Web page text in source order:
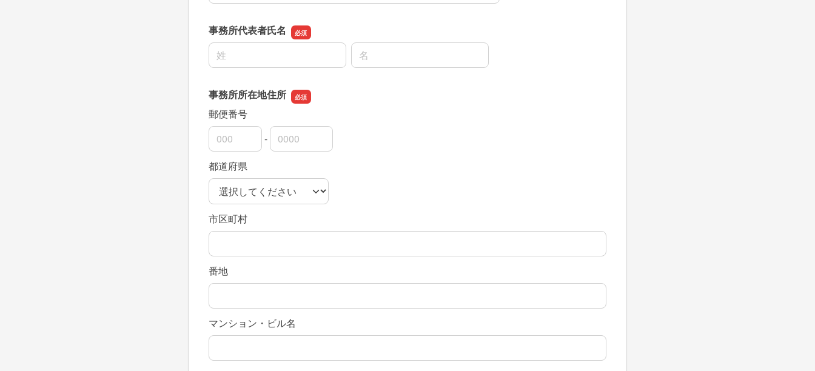
事務所代表者氏名
名前の姓
名前の名
事務所所在地住所
郵便番号
郵便番号の上3桁
-
郵便番号の下4桁
都道府県
市区町村
番地
マンション・ビル名